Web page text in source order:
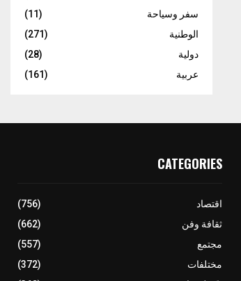
سفر وسياحة
(11)
الوطنية
(271)
دولية
(28)
عربية
(161)
CATEGORIES
اقتصاد
(756)
ثقافة وفن
(662)
مجتمع
(557)
مختلفات
(372)